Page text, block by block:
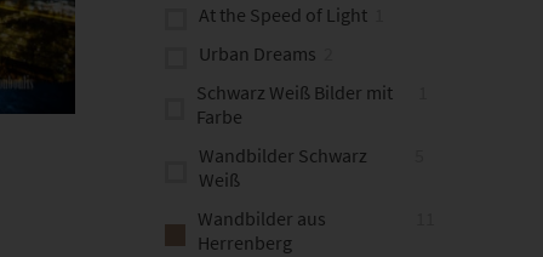
At the Speed of Light
Urban Dreams
Schwarz Weiß Bilder mit
Farbe
Wandbilder Schwarz
Weiß
Wandbilder aus
Herrenberg